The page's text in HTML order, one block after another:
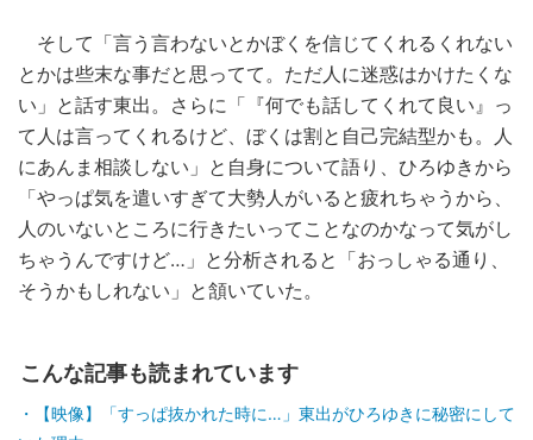
そして「言う言わないとかぼくを信じてくれるくれない
とかは些末な事だと思ってて。ただ人に迷惑はかけたくな
い」と話す東出。さらに「『何でも話してくれて良い』っ
て人は言ってくれるけど、ぼくは割と自己完結型かも。人
にあんま相談しない」と自身について語り、ひろゆきから
「やっぱ気を遣いすぎて大勢人がいると疲れちゃうから、
人のいないところに行きたいってことなのかなって気がし
ちゃうんですけど…」と分析されると「おっしゃる通り、
そうかもしれない」と頷いていた。
こんな記事も読まれています
【映像】「すっぱ抜かれた時に…」東出がひろゆきに秘密にして